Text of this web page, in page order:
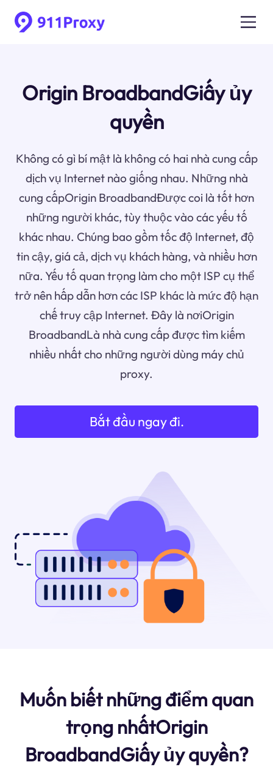
Origin BroadbandGiấy ủy
quyền
Không có gì bí mật là không có hai nhà cung cấp
dịch vụ Internet nào giống nhau. Những nhà
cung cấpOrigin BroadbandĐược coi là tốt hơn
những người khác, tùy thuộc vào các yếu tố
khác nhau. Chúng bao gồm tốc độ Internet, độ
tin cậy, giá cả, dịch vụ khách hàng, và nhiều hơn
nữa. Yếu tố quan trọng làm cho một ISP cụ thể
trở nên hấp dẫn hơn các ISP khác là mức độ hạn
chế truy cập Internet. Đây là nơiOrigin
BroadbandLà nhà cung cấp được tìm kiếm
nhiều nhất cho những người dùng máy chủ
proxy.
Bắt đầu ngay đi.
Muốn biết những điểm quan
trọng nhấtOrigin
BroadbandGiấy ủy quyền?